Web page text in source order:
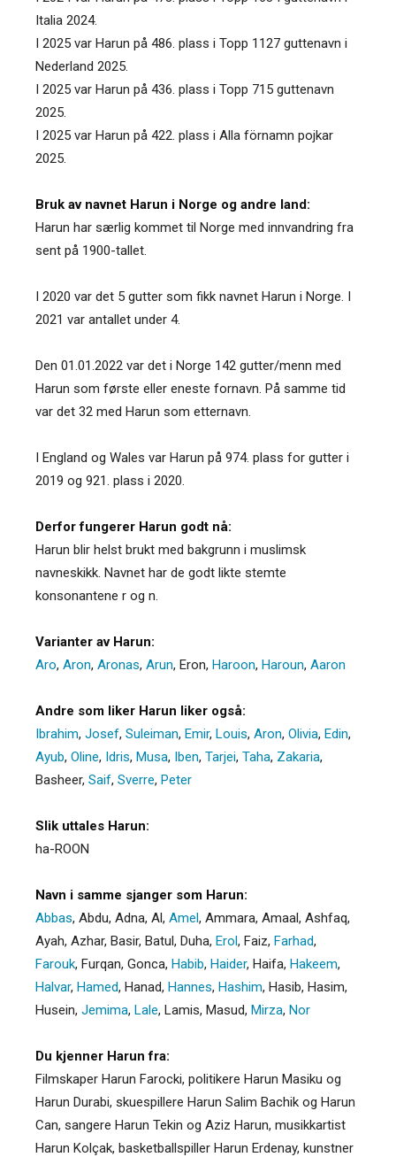
Italia 2024.
I 2025 var Harun på 486. plass i Topp 1127 guttenavn i
Nederland 2025.
I 2025 var Harun på 436. plass i Topp 715 guttenavn
2025.
I 2025 var Harun på 422. plass i Alla förnamn pojkar
2025.
Bruk av navnet Harun i Norge og andre land:
Harun har særlig kommet til Norge med innvandring fra
sent på 1900-tallet.
I 2020 var det 5 gutter som fikk navnet Harun i Norge. I
2021 var antallet under 4.
Den 01.01.2022 var det i Norge 142 gutter/menn med
Harun som første eller eneste fornavn. På samme tid
var det 32 med Harun som etternavn.
I England og Wales var Harun på 974. plass for gutter i
2019 og 921. plass i 2020.
Derfor fungerer Harun godt nå:
Harun blir helst brukt med bakgrunn i muslimsk
navneskikk. Navnet har de godt likte stemte
konsonantene r og n.
Varianter av Harun:
Aro, Aron, Aronas, Arun, Eron, Haroon, Haroun, Aaron
Andre som liker Harun liker også:
Ibrahim, Josef, Suleiman, Emir, Louis, Aron, Olivia, Edin,
Ayub, Oline, Idris, Musa, Iben, Tarjei, Taha, Zakaria,
Basheer, Saif, Sverre, Peter
Slik uttales Harun:
ha-ROON
Navn i samme sjanger som Harun:
Abbas, Abdu, Adna, Al, Amel, Ammara, Amaal, Ashfaq,
Ayah, Azhar, Basir, Batul, Duha, Erol, Faiz, Farhad,
Farouk, Furqan, Gonca, Habib, Haider, Haifa, Hakeem,
Halvar, Hamed, Hanad, Hannes, Hashim, Hasib, Hasim,
Husein, Jemima, Lale, Lamis, Masud, Mirza, Nor
Du kjenner Harun fra:
Filmskaper Harun Farocki, politikere Harun Masiku og
Harun Durabi, skuespillere Harun Salim Bachik og Harun
Can, sangere Harun Tekin og Aziz Harun, musikkartist
Harun Kolçak, basketballspiller Harun Erdenay, kunstner